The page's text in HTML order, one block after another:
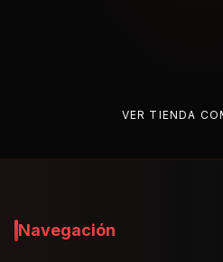
VER TIENDA
Navegación